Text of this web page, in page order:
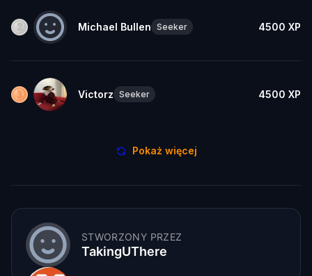
Michael Bullen Seeker 4500 XP
Victorz Seeker 4500 XP
Pokaż więcej
STWORZONY PRZEZ
TakingUThere